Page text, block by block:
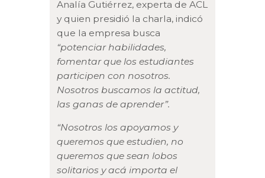
Analía Gutiérrez, experta de ACL
y quien presidió la charla, indicó
que la empresa busca
“potenciar habilidades,
fomentar que los estudiantes
participen con nosotros.
Nosotros buscamos la actitud,
las ganas de aprender”.
“Nosotros los apoyamos y
queremos que estudien, no
queremos que sean lobos
solitarios y acá importa el